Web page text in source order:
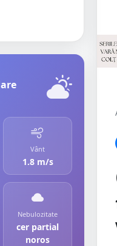
Vânt
1.8 m/s
Nebulozitate
cer partial
noros